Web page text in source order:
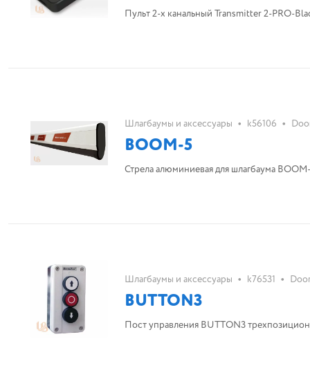
Пульт 2-х канальный Transmitter 2-PRO-
Шлагбаумы и аксессуары • k56106 •
BOOM-5
Стрела алюминиевая для шлагбаума
Шлагбаумы и аксессуары • k76531 •
BUTTON3
Пост управления BUTTON3